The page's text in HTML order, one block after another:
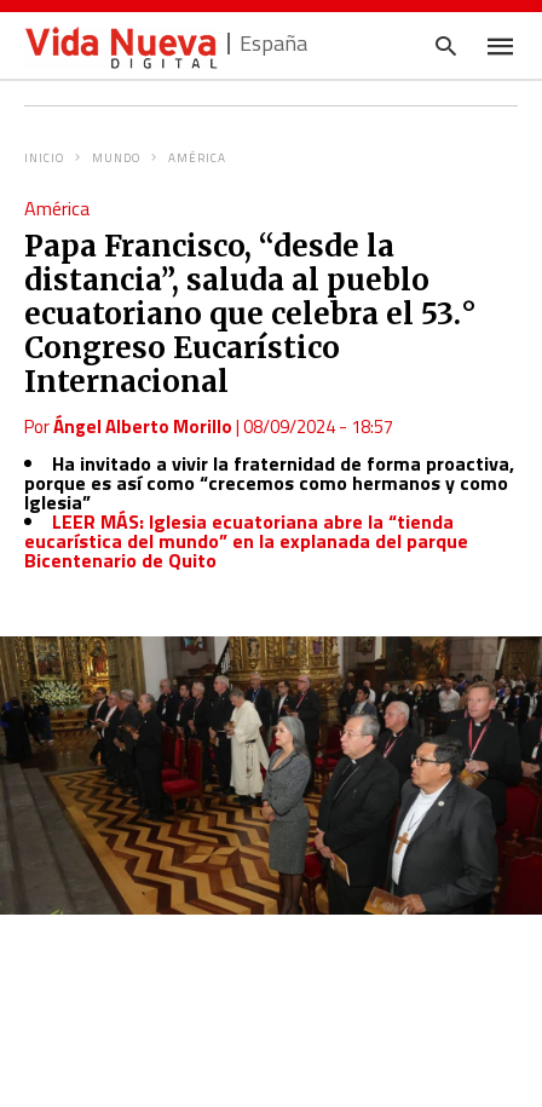
España
INICIO MUNDO AMÉRICA
América
Papa Francisco, “desde la
distancia”, saluda al pueblo
ecuatoriano que celebra el 53.°
Congreso Eucarístico
Internacional
PorÁngel Alberto Morillo|08/09/2024 - 18:57
Ha invitado a vivir la fraternidad de forma proactiva,
porque es así como “crecemos como hermanos y como
Iglesia”
LEER MÁS: Iglesia ecuatoriana abre la “tienda
eucarística del mundo” en la explanada del parque
Bicentenario de Quito